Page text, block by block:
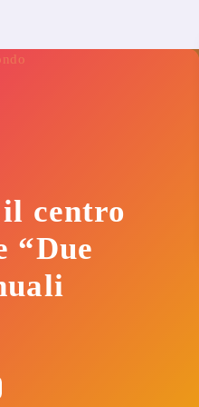
centro
“Due